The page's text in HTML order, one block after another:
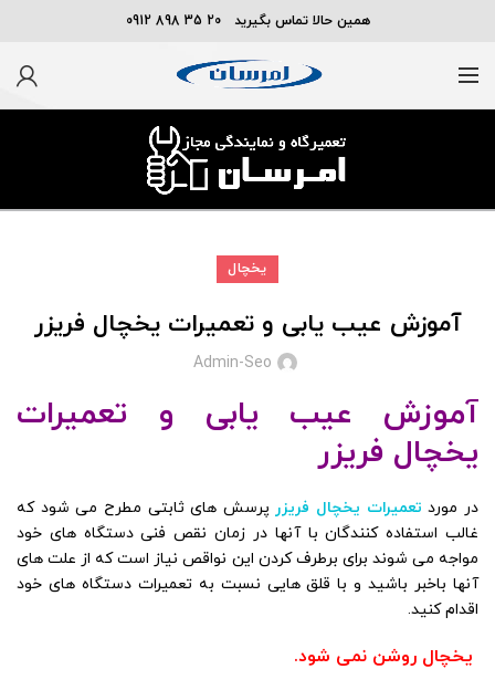
همین حالا تماس بگیرید 20 35 898 0912
یخچال
آموزش عیب یابی و تعمیرات یخچال فریزر
Admin-Seo
آموزش عیب یابی و تعمیرات
یخچال فریزر
در مورد تعمیرات یخچال فریزر پرسش های ثابتی مطرح می شود که
غالب استفاده کنندگان با آنها در زمان نقص فنی دستگاه های خود
مواجه می شوند برای برطرف کردن این نواقص نیاز است که از علت های
آنها باخبر باشید و با قلق هایی نسبت به تعمیرات دستگاه های خود
اقدام کنید.
یخچال روشن نمی شود.